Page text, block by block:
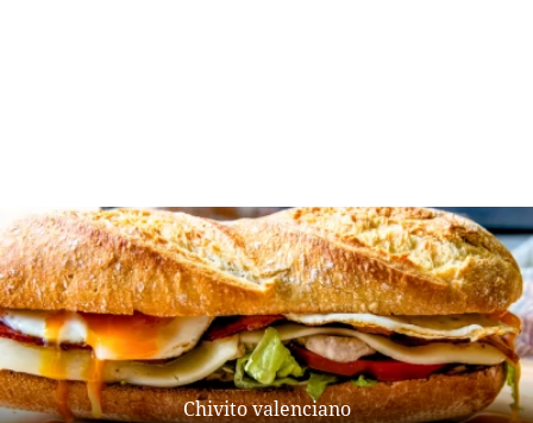
Chivito valenciano